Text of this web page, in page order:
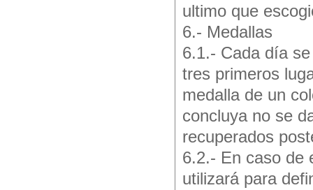
ultimo que
6.- Medallas
6.1.- Cada día
tres primeros
medalla de un
concluya no se
recuperados
6.2.- En caso de
utilizará para